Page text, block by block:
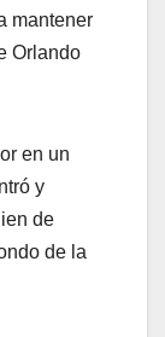
mantener
Orlando
en un
y
de
de la